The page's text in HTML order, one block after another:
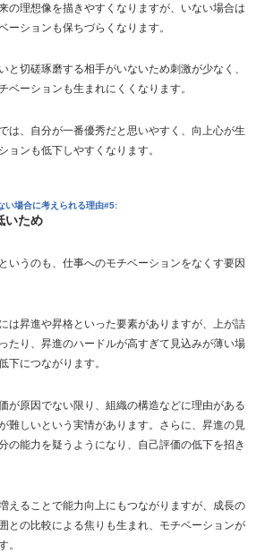
の理想像を描きやすくなりますが、いない場合は
ーションも保ちづらくなります。
と切磋琢磨する相手がいないため刺激が少なく、
ベーションも生まれにくくなります。
は、自分が一番優秀だと思いやすく、向上心が生
ョンも低下しやすくなります。
い場合に考えられる理由#5:
いため
いうのも、仕事へのモチベーションをなくす要因
は昇進や昇格といった要素がありますが、上が詰
たり、昇進のハードルが高すぎて見込みが薄い場
下につながります。
が原因でない限り、組織の構造などに理由がある
難しいという実情があります。さらに、昇進の見
の能力を疑うようになり、自己評価の低下を招き
えることで能力向上にもつながりますが、成長の
との比較による焦りも生まれ、モチベーションが
。